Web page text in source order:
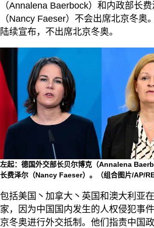
（Annalena Baerbock）和内政部长
（Nancy Faeser）不会出席北京冬奥
陆续宣布，不出席北京冬奥。
左起：德国外交部长贝尔博克（Annalena
长费泽尔（Nancy Faeser）。（组合图片/AP/
包括美国丶加拿大丶英国和澳大利亚
家，因为中国国内发生的人权侵犯事
京冬奥进行外交抵制。他们指责中国